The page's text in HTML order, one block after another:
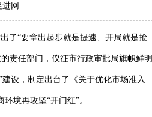
进网
了“要拿出起步就是提速、开局就是抢
责任部门，仪征市行政审批局旗帜鲜明
设，制定出台了《关于优化市场准入
境再攻坚“开门红”。